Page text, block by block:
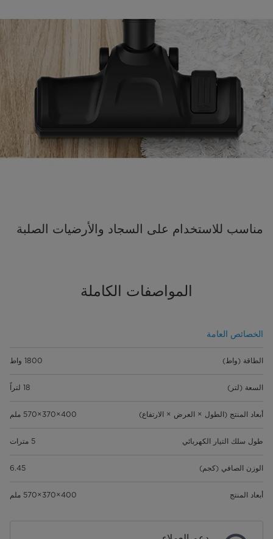
مناسب للاستخدام على السجاد والأرضيات الصلبة
المواصفات الكاملة
الخصائص العامة
الطاقة (واط) 1800 واط
السعة (لتر) 18 لتراً
أبعاد المنتج (الطول × العرض × الارتفاع) 400×370×570 ملم
طول سلك التيار الكهربائي 5 مترات
الوزن الصافي (كجم) 6.45
أبعاد المنتج 400×370×570 ملم